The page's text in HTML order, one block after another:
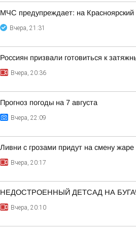
МЧС предупреждает: на Красноярский
Вчера, 21:31
Россиян призвали готовиться к
Вчера, 20:36
Прогноз погоды на 7 августа
Вчера, 22:09
Ливни с грозами придут на смену жаре
Вчера, 20:17
НЕДОСТРОЕННЫЙ ДЕТСАД НА
Вчера, 20:10